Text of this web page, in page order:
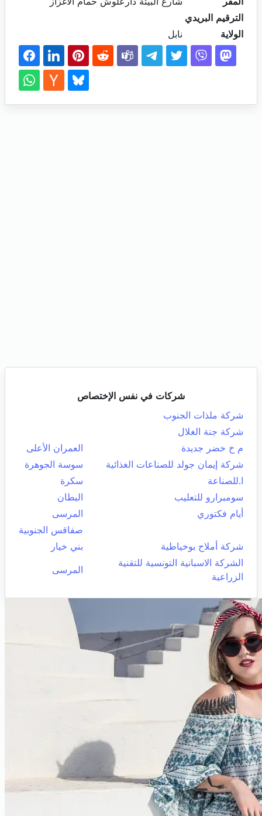
الترقيم البريدي
الولاية
نابل
شركات في نفس الإختصاص
شركة ملذات الجنوب
شركة جنة الغلال
م خ خضر جديدة
العمران الأعلى
شركة إيمان جولد للصناعات الغذائية
سوسة الجوهرة
ا.للصناعة
سكرة
سومبرارو للتعليب
البطان
أيام فكتوري
المرسى
صفاقس الجنوبية
شركة أملاح بوخياطية
بني خيار
الشركة الاسبانية التونسية للتقنية
الزراعية
المرسى